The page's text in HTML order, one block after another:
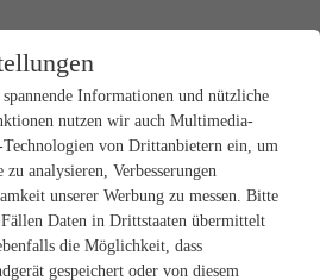
Informationen und nützliche
nutzen wir auch Multimedia-
von Drittanbietern ein, um
analysieren, Verbesserungen
unserer Werbung zu messen. Bitte
Fällen Daten in Drittstaaten übermittelt
die Möglichkeit, dass
gespeichert oder von diesem